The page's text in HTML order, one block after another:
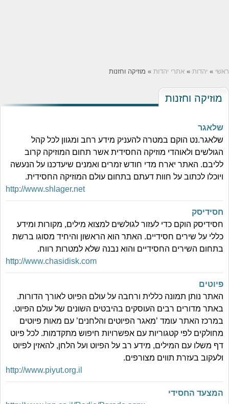
ראשי » יהדות » אתרי יהדות » מוזיקה וחזנות
מוזיקה וחזנות
שלאגר
שלאגר.נט הוקם במטרה להעניק מידע רחב ומגוון לכל קהל
הגולשים ולאוהדי מוזיקה החסידית אשר תחום המוזיקה קרוב
לליבם. האתר יארח מדי חודש זמרים ואמנים שיעדכנו על הנעשה
ויוכלו לכתוב על חוות דעתם בתחום עולם המוזיקה החסידית.
http://www.shlager.net
חסידיסק
חסידיסק הוקם כדי לעזור לגולשים למצוא מילים, מקורות ומידע
כללי על שירים חסידיים. האתר הוא הראשון והיחיד מסוגו ברשת
בתחום השירים החסידיים והוא נבנה שלא למטרות רווח.
http://www.chasidisk.com
פיוטים
האתר נותן תמונה כללית ורחבה על עולם הפיוט לאורך הדורות.
באתר מדורים רבים העוסקים בהיבטים השונים של עולם הפיוט.
במרכז האתר עומד ’מאגר הפיוטים והלחנים’ עם מאות פיוטים
מחולקים לפי קטגוריות עם אפשרויות חיפוש מתקדמות. לכל פיוט
דף משלו עם המילים, מידע רב על הפיוט ועל הלחן, להאזין לפיוט
ולעקוב בעזרת תווים מצורפים.
http://www.piyut.org.il
המצעד החסידי